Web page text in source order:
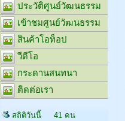
ประวัติศูนย์วัฒนธรรม
เข้าชมศูนย์วัฒนธรรม
สินค้าโอท็อป
วีดีโอ
กระดานสนทนา
ติดต่อเรา
สถิติวันนี้
41 คน